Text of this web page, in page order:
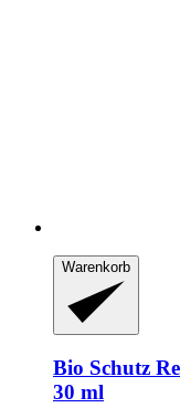
Warenkorb
Bio Schutz
30 ml